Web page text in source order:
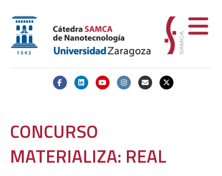
FacebookLinkedinYoutubeInstagramEmail X-twitter
CONCURSO
MATERIALIZA: REAL